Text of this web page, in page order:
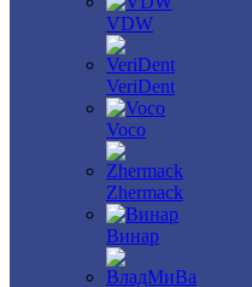
VDW
VeriDent
Voco
Zhermack
Винар